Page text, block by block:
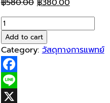
฿580.00
price
฿580.00.
฿380.00
price
Futuro
Knee
S
(เข่า)
quantity
Add to cart
Category:วัสดุทางการแพทย์
Facebook
Line